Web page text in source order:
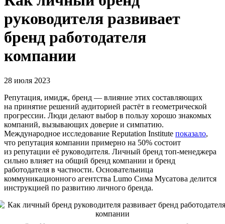
руководителя развивает
бренд работодателя
компании
28 июля 2023
Репутация, имидж, бренд — влияние этих составляющих
на принятие решений аудиторией растёт в геометрической
прогрессии. Люди делают выбор в пользу хорошо знакомых
компаний, вызывающих доверие и симпатию.
Международное исследование Reputation Institute показало,
что репутация компании примерно на 50% состоит
из репутации её руководителя. Личный бренд топ-менеджера
сильно влияет на общий бренд компании и бренд
работодателя в частности. Основательница
коммуникационного агентства Lumo Сима Мусатова делится
инструкцией по развитию личного бренда.